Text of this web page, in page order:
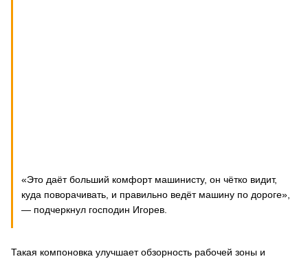
«Это даёт больший комфорт машинисту, он чётко видит,
куда поворачивать, и правильно ведёт машину по дороге»,
— подчеркнул господин Игорев.
Такая компоновка улучшает обзорность рабочей зоны и